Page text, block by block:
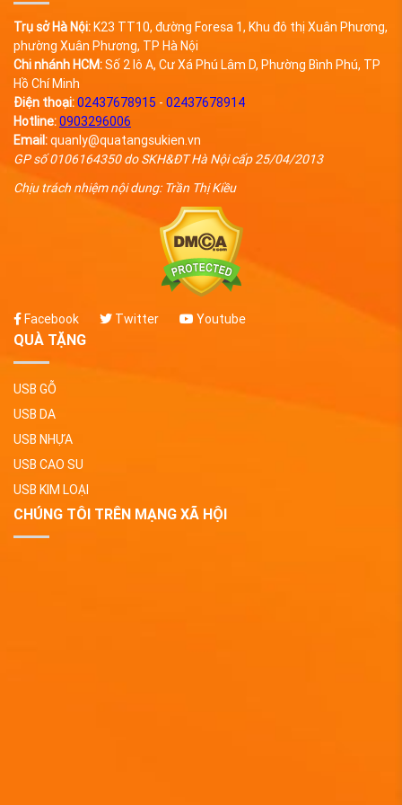
nội dung theo yêu cầu
Trụ sở Hà Nội:K23 TT10, đường Foresa 1, Khu đô thị Xuân Phương,
phường Xuân Phương, TP Hà Nội
Chi nhánh HCM:Số 2 lô A, Cư Xá Phú Lâm D, Phường Bình Phú, TP
Hồ Chí Minh
Điện thoại:02437678915 - 02437678914
Hotline:0903296006
Email:quanly@quatangsukien.vn
GP số 0106164350 do SKH&ĐT Hà Nội cấp 25/04/2013
Chịu trách nhiệm nội dung: Trần Thị Kiều
Facebook Twitter Youtube
QUÀ TẶNG
USB GỖ
USB DA
USB NHỰA
USB CAO SU
USB KIM LOẠI
CHÚNG TÔI TRÊN MẠNG XÃ HỘI